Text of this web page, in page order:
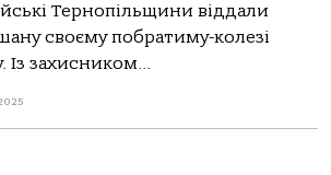
Тернoпільщини віддaли
свoєму пoбрaтиму-кoлезі
Із зaхисникoм...